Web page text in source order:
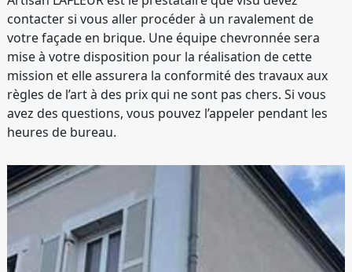
contacter si vous aller procéder à un ravalement de
votre façade en brique. Une équipe chevronnée sera
mise à votre disposition pour la réalisation de cette
mission et elle assurera la conformité des travaux aux
règles de l’art à des prix qui ne sont pas chers. Si vous
avez des questions, vous pouvez l’appeler pendant les
heures de bureau.